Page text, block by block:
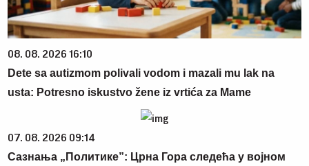
08. 08. 2026 16:10
Dete sa autizmom polivali vodom i mazali mu lak na
usta: Potresno iskustvo žene iz vrtića za Mame
07. 08. 2026 09:14
Сазнања „Политике”: Црна Гора следећа у војном